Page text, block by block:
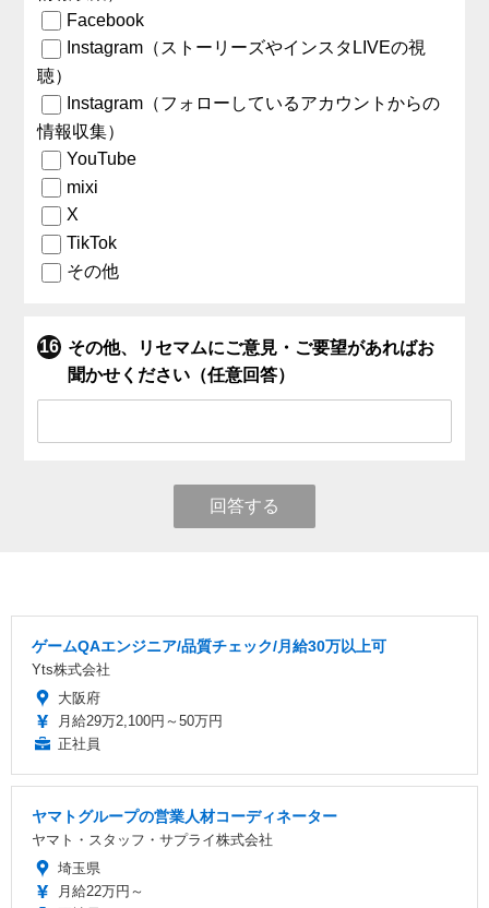
Facebook
Instagram（ストーリーズやインスタLIVEの視
聴）
Instagram（フォローしているアカウントからの
情報収集）
YouTube
mixi
X
TikTok
その他
その他、リセマムにご意見・ご要望があればお
聞かせください（任意回答）
回答する
ゲームQAエンジニア/品質チェック/月給30万以上可
Yts株式会社
大阪府
月給29万2,100円～50万円
正社員
ヤマトグループの営業人材コーディネーター
ヤマト・スタッフ・サプライ株式会社
埼玉県
月給22万円～